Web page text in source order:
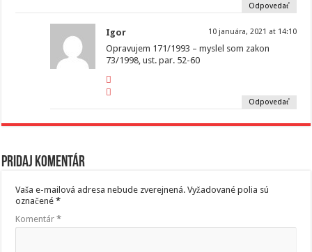
Odpovedať
Igor 10 januára, 2021 at 14:10
Opravujem 171/1993 – myslel som zakon
73/1998, ust. par. 52-60
Odpovedať
Pridaj komentár
Vaša e-mailová adresa nebude zverejnená. Vyžadované polia sú
označené*
Komentár*